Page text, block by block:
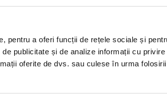
pentru a oferi funcții de rețele sociale și
publicitate și de analize informații cu
oferite de dvs. sau culese în urma
The
de
expozitie.
60 de ani